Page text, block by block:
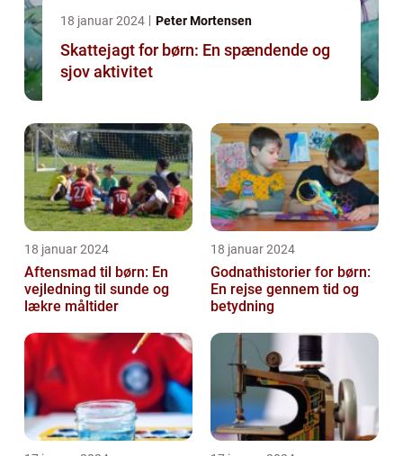
18 januar 2024 Peter Mortensen
Skattejagt for børn: En spændende og
sjov aktivitet
18 januar 2024
Aftensmad til børn: En
vejledning til sunde og
lækre måltider
18 januar 2024
Godnathistorier for børn:
En rejse gennem tid og
betydning